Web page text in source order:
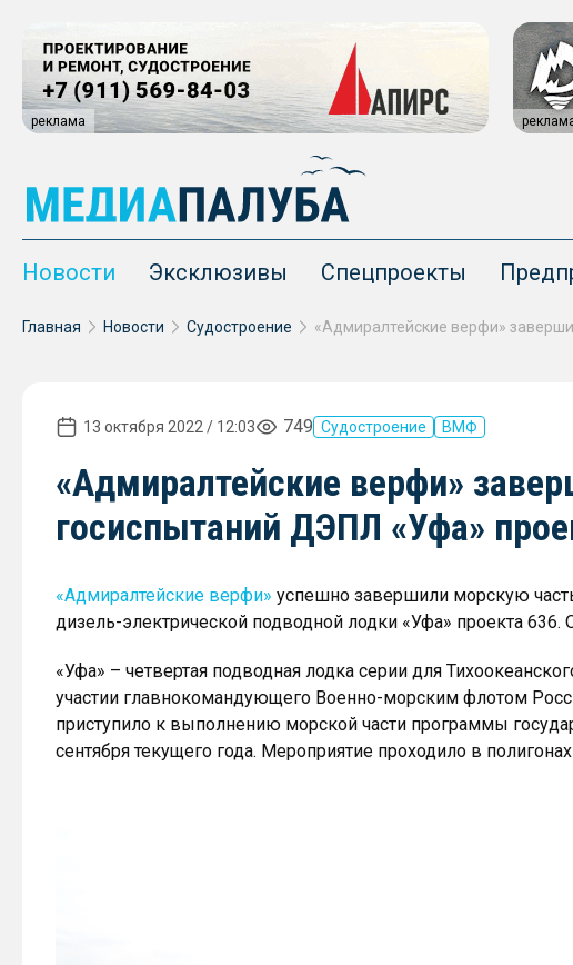
реклама
Новости Эксклюзивы Спецпроекты
Главная Новости Судостроение
13 октября 2022 / 12:03 749 Судостроение ВМФ
«Адмиралтейские верфи»
госиспытаний ДЭПЛ «Уфа»
«Адмиралтейские верфи» успешно завершили морскую
дизель-электрической подводной лодки «Уфа» проекта 636.
«Уфа» – четвертая подводная лодка серии для
участии главнокомандующего Военно-морским флотом
приступило к выполнению морской части программы
сентября текущего года. Мероприятие проходило в